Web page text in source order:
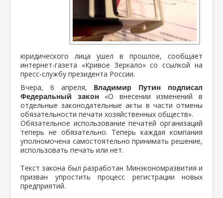
юридического лица ушел в прошлое, сообщает
интернет-газета «Кривое Зеркало» со ссылкой на
пресс-службу президента России.
Вчера, 6 апреля, Владимир Путин подписал
Федеральный закон«О внесении изменений в
отдельные законодательные акты в части отмены
обязательности печати хозяйственных обществ».
Обязательное использование печатей организаций
теперь не обязательно. Теперь каждая компания
уполномочена самостоятельно принимать решение,
использовать печать или нет.
Текст закона был разработан Минэкономразвития и
призван упростить процесс регистрации новых
предприятий.